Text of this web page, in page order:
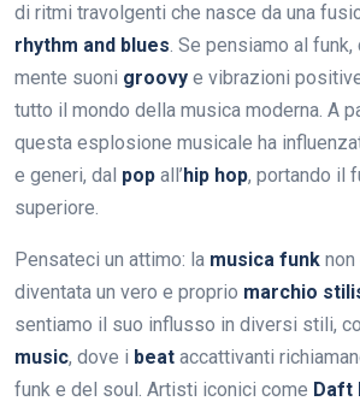
di ritmi travolgenti che nasce da una
rhythm and blues. Se pensiamo al funk,
mente suoni groovy e vibrazioni
tutto il mondo della musica moderna. A
questa esplosione musicale ha
e generi, dal pop all’ hip hop, portando il
superiore.
Pensateci un attimo: la musica funk non
diventata un vero e proprio marchio
sentiamo il suo influsso in diversi stili,
music, dove i beat accattivanti
funk e del soul. Artisti iconici come Daft